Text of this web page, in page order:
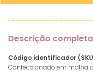
Descrição completa
Código identificador
Confeccionado em malha